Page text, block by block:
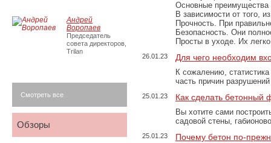
Основные преимущества
В зависимости от того,
Прочность. При
Безопасность. Они
Просты в уходе. Их
26.01.23 Для чего необходим
К сожалению,
часть причин
25.01.23 Как сделать бетонный
Вы хотите сами
садовой стены,
25.01.23
Почему бетон по-
Андрей
Воропаев
Председатель
совета директоров,
Trilan
Смотреть все
Обзоры